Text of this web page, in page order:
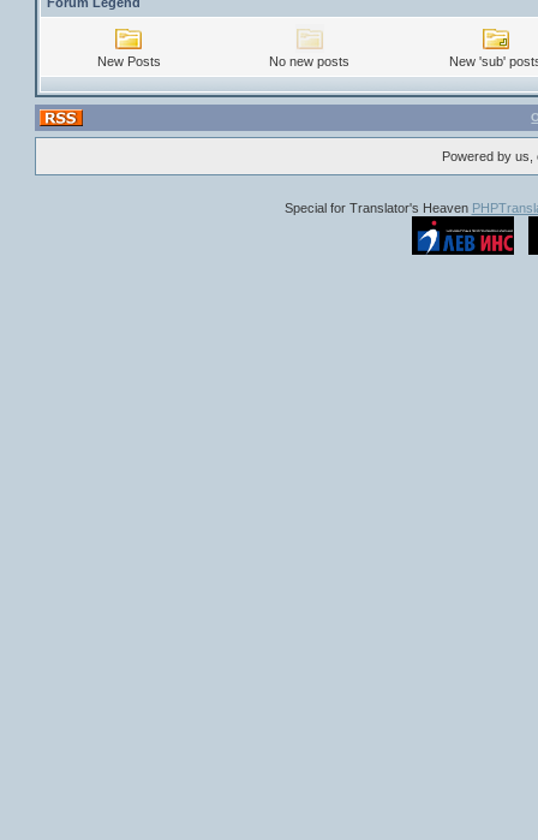
New Posts No new posts New 'sub'
Powered by
Special for Translator's Heaven